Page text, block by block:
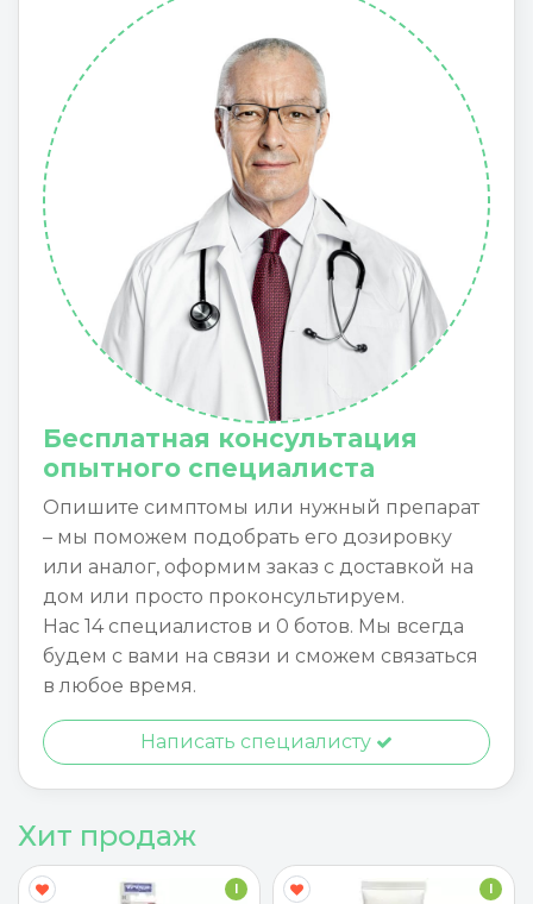
Бесплатная консультация
опытного специалиста
Опишите симптомы или нужный препарат
– мы поможем подобрать его дозировку
или аналог, оформим заказ с доставкой на
дом или просто проконсультируем.
Нас 14 специалистов и 0 ботов. Мы всегда
будем с вами на связи и сможем связаться
в любое время.
Написать специалисту
Хит продаж